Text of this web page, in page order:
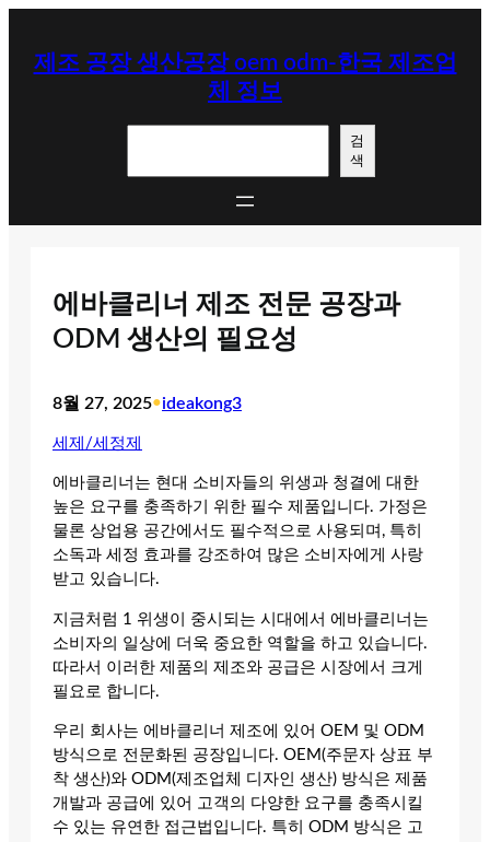
제조 공장 생산공장 oem odm-한국 제조업
체 정보
검
색
에바클리너 제조 전문 공장과
ODM 생산의 필요성
8월 27, 2025•ideakong3
세제/세정제
에바클리너는 현대 소비자들의 위생과 청결에 대한
높은 요구를 충족하기 위한 필수 제품입니다. 가정은
물론 상업용 공간에서도 필수적으로 사용되며, 특히
소독과 세정 효과를 강조하여 많은 소비자에게 사랑
받고 있습니다.
지금처럼 1 위생이 중시되는 시대에서 에바클리너는
소비자의 일상에 더욱 중요한 역할을 하고 있습니다.
따라서 이러한 제품의 제조와 공급은 시장에서 크게
필요로 합니다.
우리 회사는 에바클리너 제조에 있어 OEM 및 ODM
방식으로 전문화된 공장입니다. OEM(주문자 상표 부
착 생산)와 ODM(제조업체 디자인 생산) 방식은 제품
개발과 공급에 있어 고객의 다양한 요구를 충족시킬
수 있는 유연한 접근법입니다. 특히 ODM 방식은 고